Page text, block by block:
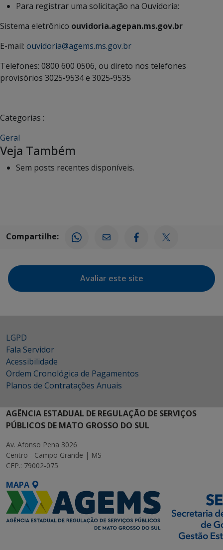
Para registrar uma solicitação na Ouvidoria:
Sistema eletrônico ouvidoria.agepan.ms.gov.br
E-mail: ouvidoria@agems.ms.gov.br
Telefones: 0800 600 0506, ou direto nos telefones
provisórios 3025-9534 e 3025-9535
Categorias :
Geral
Veja Também
Sem posts recentes disponíveis.
Compartilhe:
Avaliar este site
LGPD
Fala Servidor
Acessibilidade
Ordem Cronológica de Pagamentos
Planos de Contratações Anuais
AGÊNCIA ESTADUAL DE REGULAÇÃO DE SERVIÇOS
PÚBLICOS DE MATO GROSSO DO SUL
Av. Afonso Pena 3026
Centro - Campo Grande | MS
CEP.: 79002-075
MAPA